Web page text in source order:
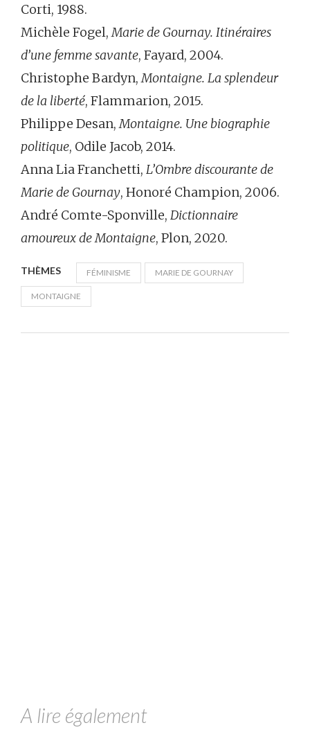
Corti, 1988.
Michèle Fogel,Marie de Gournay. Itinéraires
d’une femme savante, Fayard, 2004.
Christophe Bardyn,Montaigne. La splendeur
de la liberté, Flammarion, 2015.
Philippe Desan,Montaigne. Une biographie
politique, Odile Jacob, 2014.
Anna Lia Franchetti, L’Ombre discourante de
Marie de Gournay, Honoré Champion, 2006.
André Comte-Sponville, Dictionnaire
amoureux de Montaigne, Plon, 2020.
THÈMES FÉMINISME MARIE DE GOURNAY
MONTAIGNE
A lire également